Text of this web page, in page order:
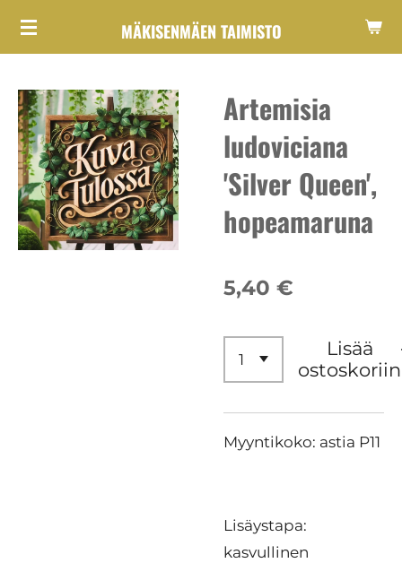
Siirry
MÄKISENMÄEN TAIMISTO
Artemisia
ludoviciana
'Silver Queen',
hopeamaruna
5,40 €
Lisää
ostoskoriin
Myyntikoko: astia P11
Lisäystapa:
kasvullinen